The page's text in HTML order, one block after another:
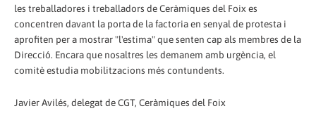
les treballadores i treballadors de Ceràmiques del Foix es
concentren davant la porta de la factoria en senyal de protesta i
aprofiten per a mostrar "l'estima" que senten cap als membres de la
Direcció. Encara que nosaltres les demanem amb urgència, el
comitè estudia mobilitzacions més contundents.
Javier Avilés, delegat de CGT, Ceràmiques del Foix